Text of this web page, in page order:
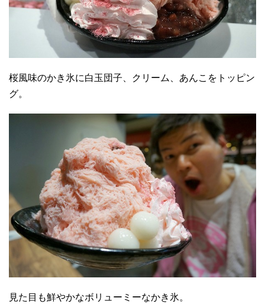
桜風味のかき氷に白玉団子、クリーム、あんこをトッピン
グ。
見た目も鮮やかなボリューミーなかき氷。